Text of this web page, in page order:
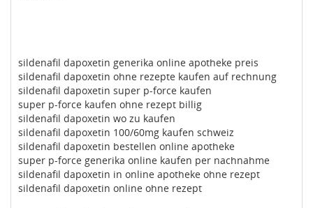
sildenafil dapoxetin generika online apotheke preis
sildenafil dapoxetin ohne rezepte kaufen auf rechnung
sildenafil dapoxetin super p-force kaufen
super p-force kaufen ohne rezept billig
sildenafil dapoxetin wo zu kaufen
sildenafil dapoxetin 100/60mg kaufen schweiz
sildenafil dapoxetin bestellen online apotheke
super p-force generika online kaufen per nachnahme
sildenafil dapoxetin in online apotheke ohne rezept
sildenafil dapoxetin online ohne rezept